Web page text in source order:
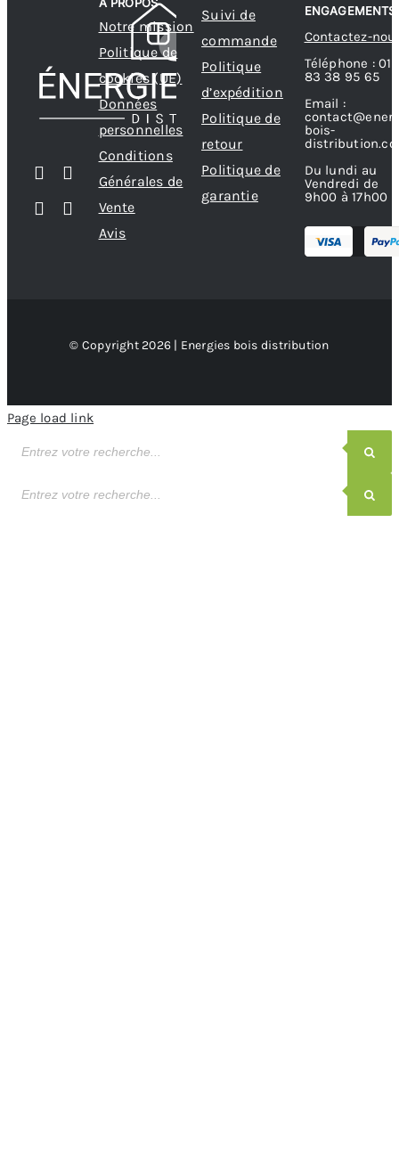
Notre mission
Politique de
cookies (UE)
Données
personnelles
Conditions
Générales de
Vente
Avis
Suivi de
commande
Politique
d’expédition
Politique de
retour
Politique de
garantie
ENGAGEMENTS
Contactez-
Téléphone : 01
83 38 95 65
Email :
bois-
Du lundi au
Vendredi de
9h00 à 17h00
© Copyright 2026 | Energies bois distribution
Page load link
de
de